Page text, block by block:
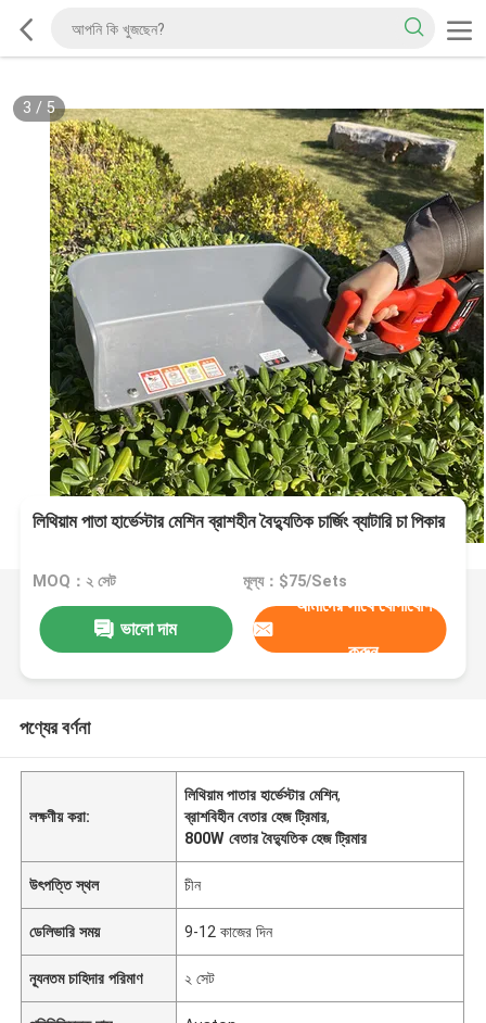
3 / 5
লিথিয়াম পাতা হার্ভেস্টার মেশিন ব্রাশহীন বৈদ্যুতিক চার্জিং ব্যাটারি চা পিকার
MOQ：২ সেট মূল্য：$75/Sets
ভালো দাম
আমাদের সাথে যোগাযোগ
করুন
পণ্যের বর্ণনা
লক্ষণীয় করা:
লিথিয়াম পাতার হার্ভেস্টার মেশিন,
ব্রাশবিহীন বেতার হেজ ট্রিমার,
800W বেতার বৈদ্যুতিক হেজ ট্রিমার
উৎপত্তি স্থল চীন
ডেলিভারি সময় 9-12 কাজের দিন
ন্যূনতম চাহিদার পরিমাণ ২ সেট